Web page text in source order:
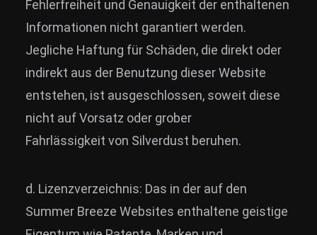
Fehlerfreiheit und Genauigkeit der enthaltenen
Informationen nicht garantiert werden.
Jegliche Haftung für Schäden, die direkt oder
indirekt aus der Benutzung dieser Website
entstehen, ist ausgeschlossen, soweit diese
nicht auf Vorsatz oder grober
Fahrlässigkeit von Silverdust beruhen.
d. Lizenzverzeichnis: Das in der auf den
Summer Breeze Websites enthaltene geistige